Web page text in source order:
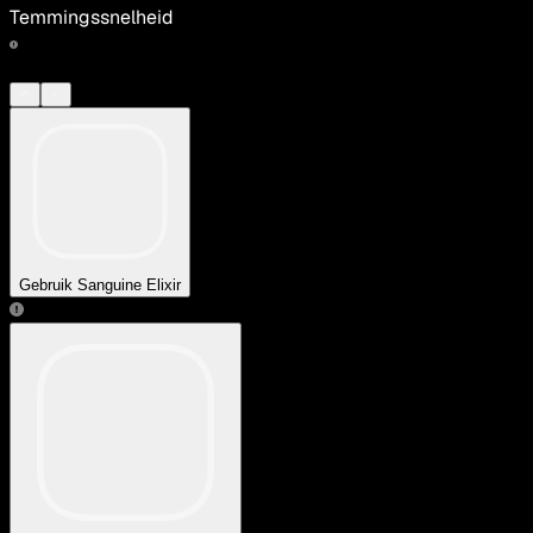
Temmingssnelheid
Gebruik Sanguine Elixir